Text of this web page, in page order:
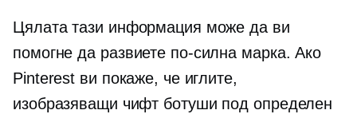
Цялата тази информация може да ви
помогне да развиете по-силна марка. Ако
Pinterest ви покаже, че иглите,
изобразяващи чифт ботуши под определен